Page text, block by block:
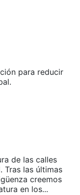
para reducir
de las calles
Tras las últimas
creemos
en los...